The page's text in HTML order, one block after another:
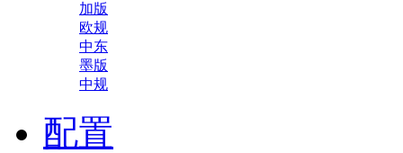
加版
欧规
中东
墨版
中规
配置